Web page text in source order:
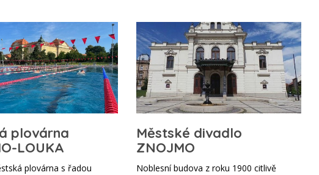
plovárna
LOUKA
plovárna s řadou
Městské divadlo
ZNOJMO
Noblesní budova z roku 1900 citlivě